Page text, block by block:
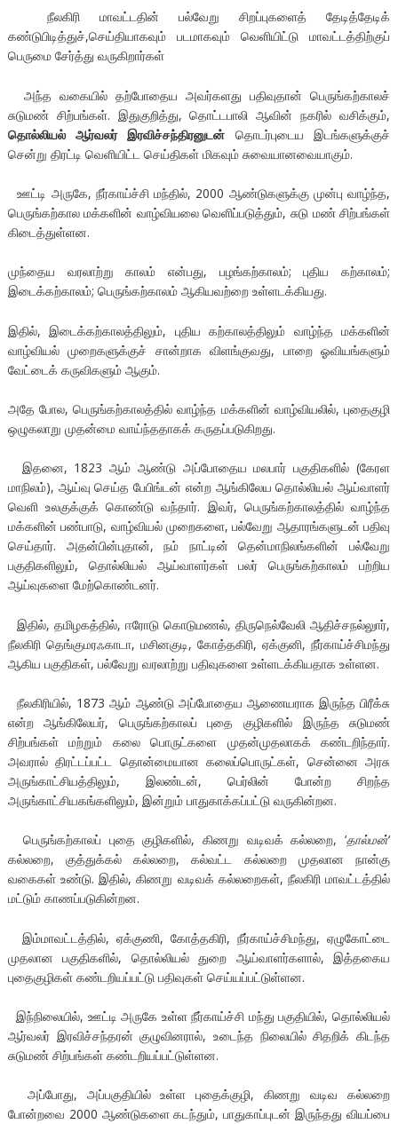
நீலகிரி மாவட்டதின் பல்வேறு சிறப்புகளைத் தேடித்தேடிக்
கண்டுபிடித்துச்,செய்தியாகவும் படமாகவும் வெளியிட்டு மாவட்டத்திற்குப்
பெருமை சேர்த்து வருகிறார்கள்
அந்த வகையில் தற்போதைய அவர்களது பதிவுதான் பெருங்கற்காலச்
சுடுமண் சிற்பங்கள். இதுகுறித்து, தொட்டபாலி ஆவின் நகரில் வசிக்கும்,
தொல்லியல் ஆர்வலர் இரவிச்சந்திரனுடன் தொடர்புடைய இடங்களுக்குச்
சென்று திரட்டி வெளியிட்ட செய்திகள் மிகவும் சுவையானவையாகும்.
ஊட்டி அருகே, நீர்காய்ச்சி மந்தில், 2000 ஆண்டுகளுக்கு முன்பு வாழ்ந்த,
பெருங்கற்கால மக்களின் வாழ்வியலை வெளிப்படுத்தும், சுடு மண் சிற்பங்கள்
கிடைத்துள்ளன.
முந்தைய வரலாற்று காலம் என்பது, பழங்கற்காலம்; புதிய கற்காலம்;
இடைக்கற்காலம்; பெருங்கற்காலம் ஆகியவற்றை உள்ளடக்கியது.
இதில், இடைக்கற்காலத்திலும், புதிய கற்காலத்திலும் வாழ்ந்த மக்களின்
வாழ்வியல் முறைகளுக்குச் சான்றாக விளங்குவது, பாறை ஓவியங்களும்
வேட்டைக் கருவிகளும் ஆகும்.
அதே போல, பெருங்கற்காலத்தில் வாழ்ந்த மக்களின் வாழ்வியலில், புதைகுழி
ஒழுகலாறு முதன்மை வாய்ந்ததாகக் கருதப்படுகிறது.
இதனை, 1823 ஆம் ஆண்டு அப்போதைய மலபார் பகுதிகளில் (கேரள
மாநிலம்), ஆய்வு செய்த பேபிங்டன் என்ற ஆங்கிலேய தொல்லியல் ஆய்வாளர்
வெளி உலகுக்குக் கொண்டு வந்தார். இவர், பெருங்கற்காலத்தில் வாழ்ந்த
மக்களின் பண்பாடு, வாழ்வியல் முறைகளை, பல்வேறு ஆதாரங்களுடன் பதிவு
செய்தார். அதன்பின்புதான், நம் நாட்டின் தென்மாநிலங்களின் பல்வேறு
பகுதிகளிலும், தொல்லியல் ஆய்வாளர்கள் பலர் பெருங்கற்காலம் பற்றிய
ஆய்வுகளை மேற்கொண்டனர்.
இதில், தமிழகத்தில், ஈரோடு கொடுமணல், திருநெல்வேலி ஆதிச்சநல்லுார்,
நீலகிரி தெங்குமரஃகாடா, மசினகுடி, கோத்தகிரி, ஏக்குனி, நீர்காய்ச்சிமந்து
ஆகிய பகுதிகள், பல்வேறு வரலாற்று பதிவுகளை உள்ளடக்கியதாக உள்ளன.
நீலகிரியில், 1873 ஆம் ஆண்டு அப்போதைய ஆணையராக இருந்த பிரீக்சு
என்ற ஆங்கிலேயர், பெருங்கற்காலப் புதை குழிகளில் இருந்த சுடுமண்
சிற்பங்கள் மற்றும் கலை பொருட்களை முதன்முதலாகக் கண்டறிந்தார்.
அவரால் திரட்டப்பட்ட தொன்மையான கலைப்பொருட்கள், சென்னை அரசு
அருங்காட்சியத்திலும், இலண்டன், பெர்லின் போன்ற சிறந்த
அருங்காட்சியகங்களிலும், இன்றும் பாதுகாக்கப்பட்டு வருகின்றன.
பெருங்கற்காலப் புதை குழிகளில், கிணறு வடிவக் கல்லறை, ‘தால்மன்‘
கல்லறை, குத்துக்கல் கல்லறை, கல்வட்ட கல்லறை முதலான நான்கு
வகைகள் உண்டு. இதில், கிணறு வடிவக் கல்லறைகள், நீலகிரி மாவட்டத்தில்
மட்டும் காணப்படுகின்றன.
இம்மாவட்டத்தில், ஏக்குணி, கோத்தகிரி, நீர்காய்ச்சிமந்து, ஏழுகோட்டை
முதலான பகுதிகளில், தொல்லியல் துறை ஆய்வாளர்களால், இத்தகைய
புதைகுழிகள் கண்டறியப்பட்டு பதிவுகள் செய்யப்பட்டுள்ளன.
இந்நிலையில், ஊட்டி அருகே உள்ள நீர்காய்ச்சி மந்து பகுதியில், தொல்லியல்
ஆர்வலர் இரவிச்சந்தரன் குழுவினரால், உடைந்த நிலையில் சிதறிக் கிடந்த
சுடுமண் சிற்பங்கள் கண்டறியப்பட்டுள்ளன.
அப்போது, அப்பகுதியில் உள்ள புதைக்குழி, கிணறு வடிவ கல்லறை
போன்றவை 2000 ஆண்டுகளை கடந்தும், பாதுகாப்புடன் இருந்தது வியப்பை